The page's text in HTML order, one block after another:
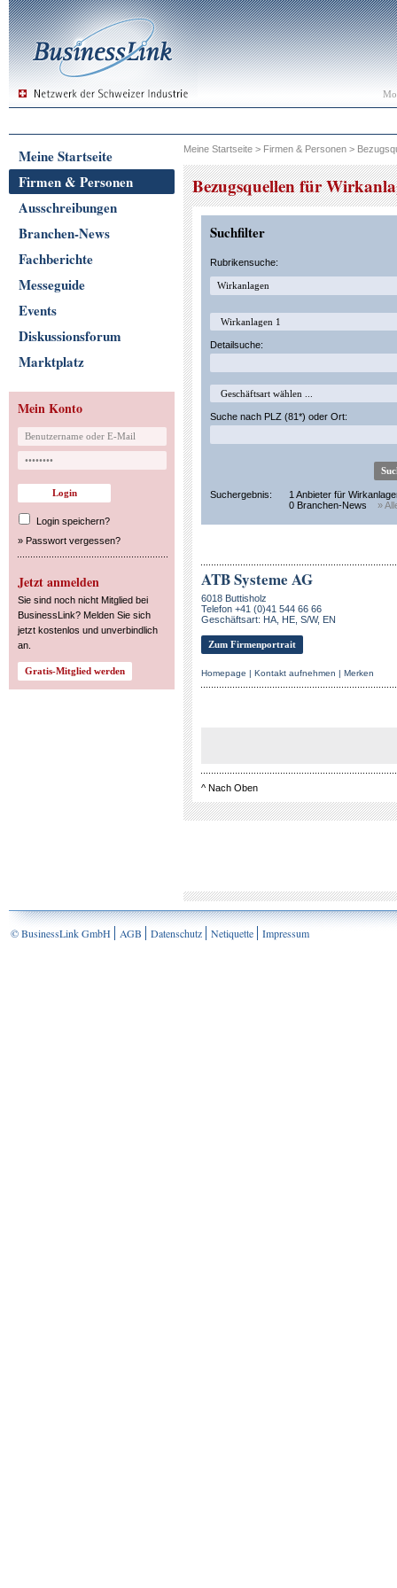
Meine Startseite
Firmen & Personen
Ausschreibungen
Branchen-News
Fachberichte
Messeguide
Events
Diskussionsforum
Marktplatz
Mein Konto
Login speichern?
» Passwort vergessen?
Jetzt anmelden
Sie sind noch nicht Mitglied bei
BusinessLink? Melden Sie sich
jetzt kostenlos und unverbindlich
an.
Meine Startseite > Firmen & Personen >
Bezugsquellen für
Suchfilter
Rubrikensuche:
Detailsuche:
Suche nach PLZ (81*) oder Ort:
Suchergebnis:
1 Anbieter für
0 Branchen-News
»
ATB Systeme AG
6018 Buttisholz
Telefon +41 (0)41 544 66 66
Geschäftsart: HA, HE, S/W, EN
Zum Firmenportrait
Homepage | Kontakt aufnehmen | Merken
^ Nach Oben
© BusinessLink GmbH AGB Datenschutz Netiquette Impressum